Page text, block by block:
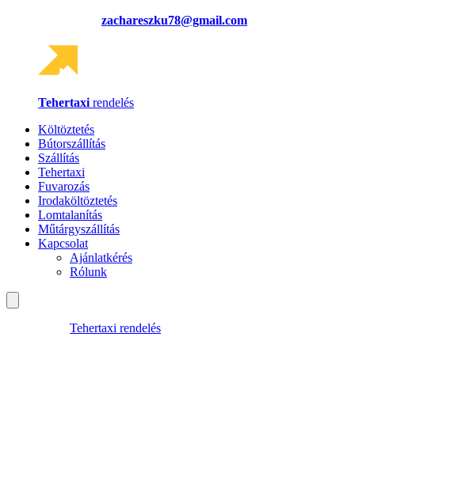
zachareszku78@gmail.com
Tehertaxi rendelés
Költöztetés
Bútorszállítás
Szállítás
Tehertaxi
Fuvarozás
Irodaköltöztetés
Lomtalanítás
Műtárgyszállítás
Kapcsolat
Ajánlatkérés
Rólunk
Tehertaxi rendelés